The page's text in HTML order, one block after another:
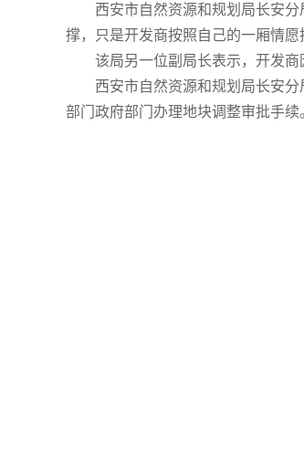
西安市自然资源和规划局长安
撑，只是开发商按照自己的一厢情愿
该局另一位副局长表示，开发商
西安市自然资源和规划局长安
部门政府部门办理地块调整审批手续